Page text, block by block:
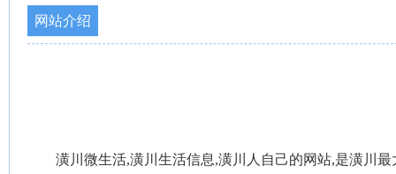
网站介绍
潢川微生活,潢川生活信息,潢川人自己的网站,是潢川